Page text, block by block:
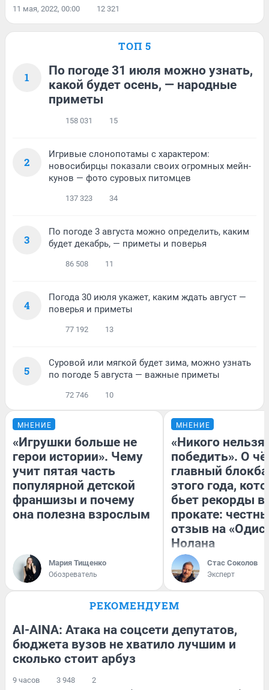
11 мая, 2022, 00:00 12 321
ТОП 5
1
По погоде 31 июля можно узнать,
какой будет осень, — народные
приметы
158 031 15
2
Игривые слонопотамы с характером:
новосибирцы показали своих огромных мейн-
кунов — фото суровых питомцев
137 323 34
3
По погоде 3 августа можно определить, каким
будет декабрь, — приметы и поверья
86 508 11
4
Погода 30 июля укажет, каким ждать август —
поверья и приметы
77 192 13
5
Суровой или мягкой будет зима, можно узнать
по погоде 5 августа — важные приметы
72 746 10
МНЕНИЕ
«Игрушки больше не
герои истории». Чему
учит пятая часть
популярной детской
франшизы и почему
она полезна взрослым
Мария Тищенко
Обозреватель
МНЕНИЕ
«Никого нельзя
победить». О
главный
этого года,
бьет рекорды в
прокате:
отзыв на
Нолана
Стас Соколов
Эксперт
РЕКОМЕНДУЕМ
AI-AINA: Атака на соцсети депутатов,
бюджета вузов не хватило лучшим и
сколько стоит арбуз
9 часов 3 948 2